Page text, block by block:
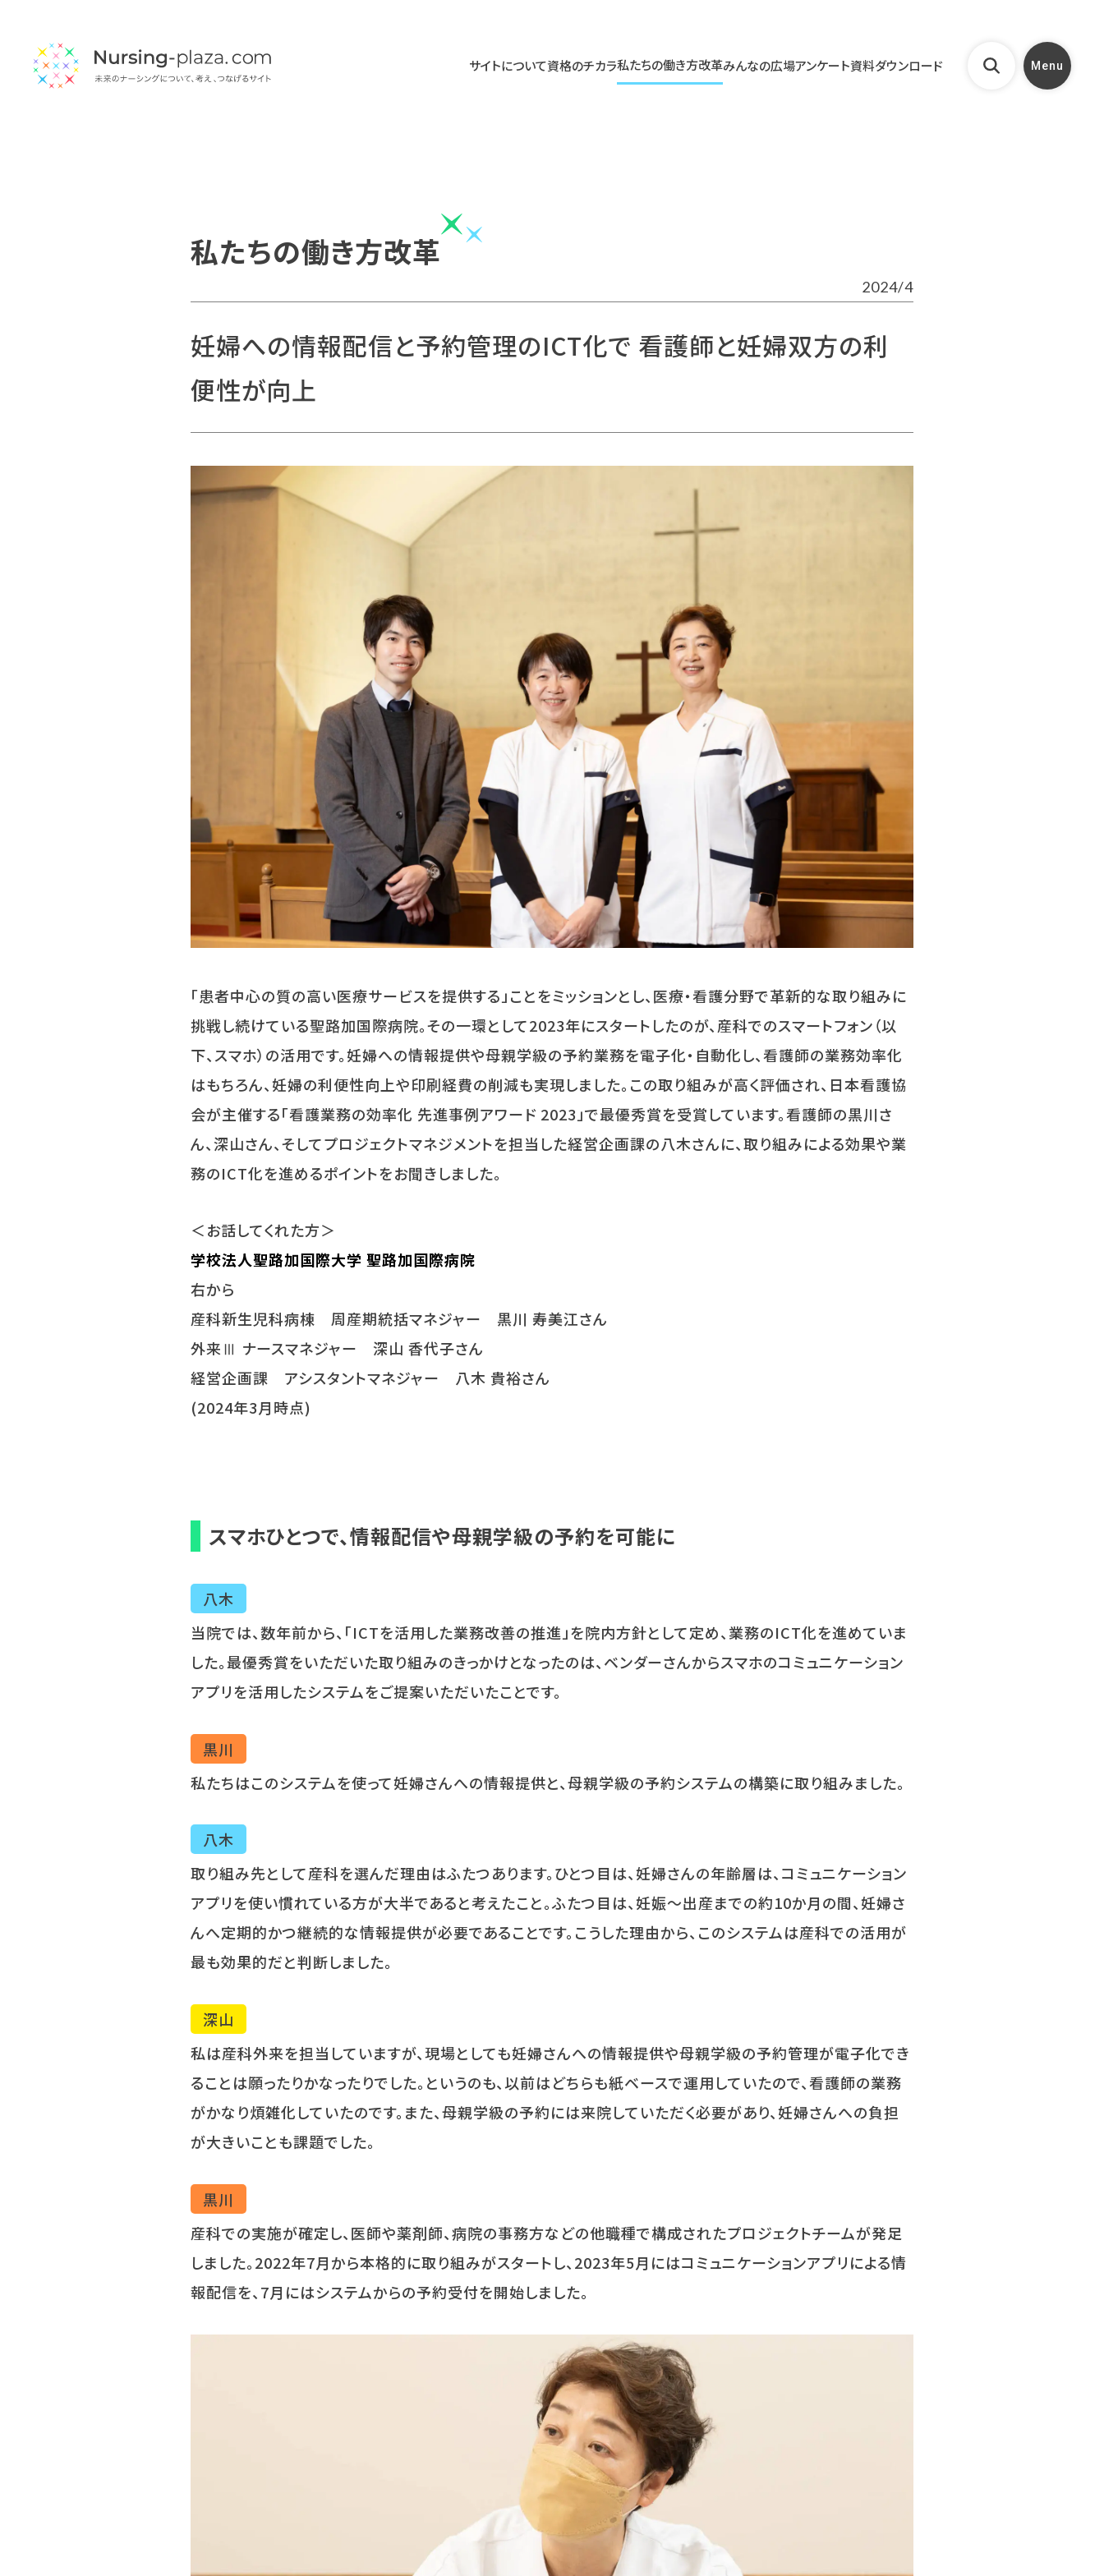
サイトについて資格のチカラ私たちの働き方改革みんなの広場アンケート資料ダウンロード Menu
私たちの働き方改革
2024/4
妊婦への情報配信と予約管理のICT化で 看護師と妊婦双方の利
便性が向上
「患者中心の質の高い医療サービスを提供する」ことをミッションとし、医療・看護分野で革新的な取り組みに
挑戦し続けている聖路加国際病院。その一環として2023年にスタートしたのが、産科でのスマートフォン（以
下、スマホ）の活用です。妊婦への情報提供や母親学級の予約業務を電子化・自動化し、看護師の業務効率化
はもちろん、妊婦の利便性向上や印刷経費の削減も実現しました。この取り組みが高く評価され、日本看護協
会が主催する「看護業務の効率化 先進事例アワード 2023 」で最優秀賞を受賞しています。看護師の黒川さ
ん、深山さん、そしてプロジェクトマネジメントを担当した経営企画課の八木さんに、取り組みによる効果や業
務のICT化を進めるポイントをお聞きしました。
＜お話してくれた方＞
学校法人聖路加国際大学 聖路加国際病院
右から
産科新生児科病棟 周産期統括マネジャー 黒川 寿美江さん
外来Ⅲ ナースマネジャー 深山 香代子さん
経営企画課 アシスタントマネジャー 八木 貴裕さん
(2024年3月時点)
スマホひとつで、情報配信や母親学級の予約を可能に
八木
当院では、数年前から、「ICTを活用した業務改善の推進」を院内方針として定め、業務のICT化を進めていま
した。最優秀賞をいただいた取り組みのきっかけとなったのは、ベンダーさんからスマホのコミュニケーション
アプリを活用したシステムをご提案いただいたことです。
黒川
私たちはこのシステムを使って妊婦さんへの情報提供と、母親学級の予約システムの構築に取り組みました。
八木
取り組み先として産科を選んだ理由はふたつあります。ひとつ目は、妊婦さんの年齢層は、コミュニケーション
アプリを使い慣れている方が大半であると考えたこと。ふたつ目は、妊娠～出産までの約10か月の間、妊婦さ
んへ定期的かつ継続的な情報提供が必要であることです。こうした理由から、このシステムは産科での活用が
最も効果的だと判断しました。
深山
私は産科外来を担当していますが、現場としても妊婦さんへの情報提供や母親学級の予約管理が電子化でき
ることは願ったりかなったりでした。というのも、以前はどちらも紙ベースで運用していたので、看護師の業務
がかなり煩雑化していたのです。また、母親学級の予約には来院していただく必要があり、妊婦さんへの負担
が大きいことも課題でした。
黒川
産科での実施が確定し、医師や薬剤師、病院の事務方などの他職種で構成されたプロジェクトチームが発足
しました。2022年7月から本格的に取り組みがスタートし、2023年5月にはコミュニケーションアプリによる情
報配信を、7月にはシステムからの予約受付を開始しました。